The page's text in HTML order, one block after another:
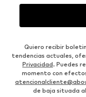
Quiero recibir
tendencias actuales,
Privacidad. Puedes
momento con
de baja situada